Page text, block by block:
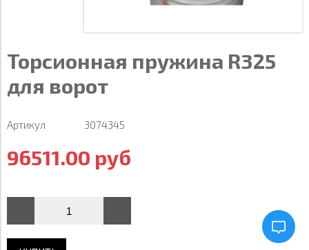
Торсионная пружина R325
для ворот
Артикул 3074345
96511.00 руб